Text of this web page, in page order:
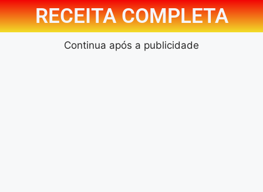
RECEITA COMPLETA
Continua após a publicidade